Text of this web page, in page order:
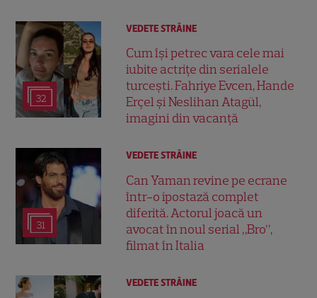
32
VEDETE STRĂINE
Cum își petrec vara cele mai
iubite actrițe din serialele
turcești. Fahriye Evcen, Hande
Erçel și Neslihan Atagül,
imagini din vacanță
31
VEDETE STRĂINE
Can Yaman revine pe ecrane
într-o ipostază complet
diferită. Actorul joacă un
avocat în noul serial „Bro”,
filmat în Italia
VEDETE STRĂINE